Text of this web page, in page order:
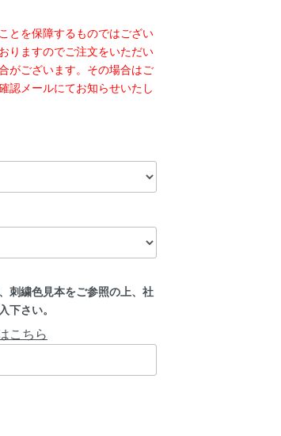
とを保障するものではござい
りますのでご注文をいただい
がございます。その場合はご
認メールにてお知らせいたし
刺繍色見本をご参照の上、社
下さい。
こちら